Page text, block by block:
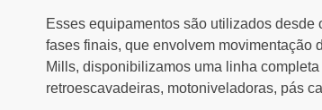
Esses equipamentos são utilizados
fases finais, que envolvem movimentação
Mills, disponibilizamos uma linha
retroescavadeiras, motoniveladoras, pás